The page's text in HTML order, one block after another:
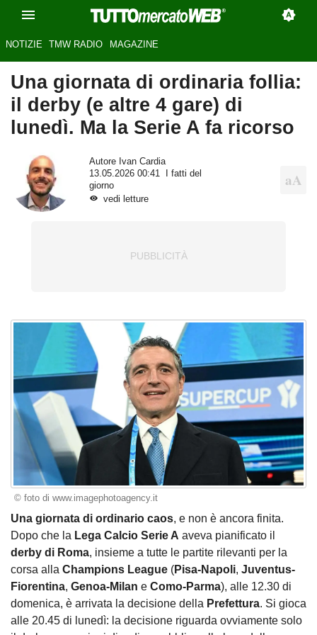
NOTIZIE TMW RADIO MAGAZINE
Una giornata di ordinaria follia:
il derby (e altre 4 gare) di
lunedì. Ma la Serie A fa ricorso
Autore Ivan Cardia
13.05.2026 00:41
I fatti del
giorno
vedi letture
© foto di www.imagephotoagency.it
Una giornata di ordinario caos, e non è ancora finita.
Dopo che la Lega Calcio Serie A aveva pianificato il
derby di Roma, insieme a tutte le partite rilevanti per la
corsa alla Champions League (Pisa-Napoli, Juventus-
Fiorentina, Genoa-Milan e Como-Parma), alle 12.30 di
domenica, è arrivata la decisione della Prefettura. Si gioca
alle 20.45 di lunedì: la decisione riguarda ovviamente solo